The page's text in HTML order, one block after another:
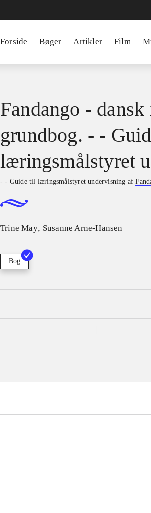
Forside Bøger Artikler Film
Fandango -
grundbog. - -
læringsmålstyret
- - Guide til læringsmålstyret undervisning af
Trine May, Susanne Arne-Hansen
Bog